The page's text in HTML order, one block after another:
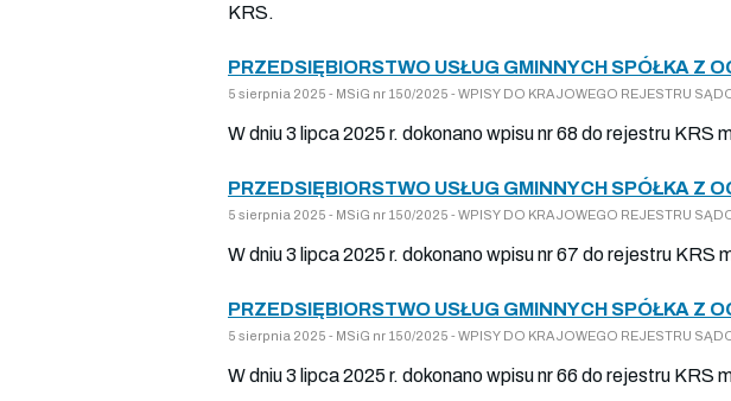
KRS.
PRZEDSIĘBIORSTWO USŁUG GMINNYCH SPÓŁKA
5 sierpnia 2025 - MSiG nr 150/2025 - WPISY DO KRAJOWEGO REJESTRU
W dniu 3 lipca 2025 r. dokonano wpisu nr 68 do rejestru KRS
PRZEDSIĘBIORSTWO USŁUG GMINNYCH SPÓŁKA
5 sierpnia 2025 - MSiG nr 150/2025 - WPISY DO KRAJOWEGO REJESTRU
W dniu 3 lipca 2025 r. dokonano wpisu nr 67 do rejestru KRS
PRZEDSIĘBIORSTWO USŁUG GMINNYCH SPÓŁKA
5 sierpnia 2025 - MSiG nr 150/2025 - WPISY DO KRAJOWEGO REJESTRU
W dniu 3 lipca 2025 r. dokonano wpisu nr 66 do rejestru KRS